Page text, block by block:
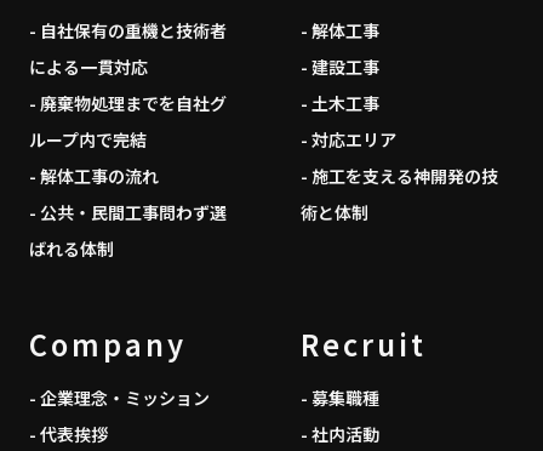
- 自社保有の重機と技術者
による一貫対応
- 廃棄物処理までを自社グ
ループ内で完結
- 解体工事の流れ
- 公共・民間工事問わず選
ばれる体制
- 解体工事
- 建設工事
- 土木工事
- 対応エリア
- 施工を支える神開発の技
術と体制
Company
- 企業理念・ミッション
- 代表挨拶
Recruit
- 募集職種
- 社内活動